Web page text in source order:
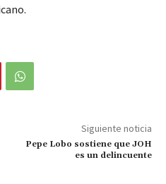
Siguiente noticia
Pepe Lobo sostiene que JOH
es un delincuente